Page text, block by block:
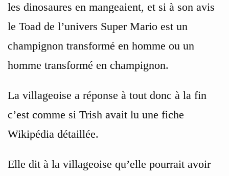
les dinosaures en mangeaient, et si à son avis
le Toad de l’univers Super Mario est un
champignon transformé en homme ou un
homme transformé en champignon.
La villageoise a réponse à tout donc à la fin
c’est comme si Trish avait lu une fiche
Wikipédia détaillée.
Elle dit à la villageoise qu’elle pourrait avoir